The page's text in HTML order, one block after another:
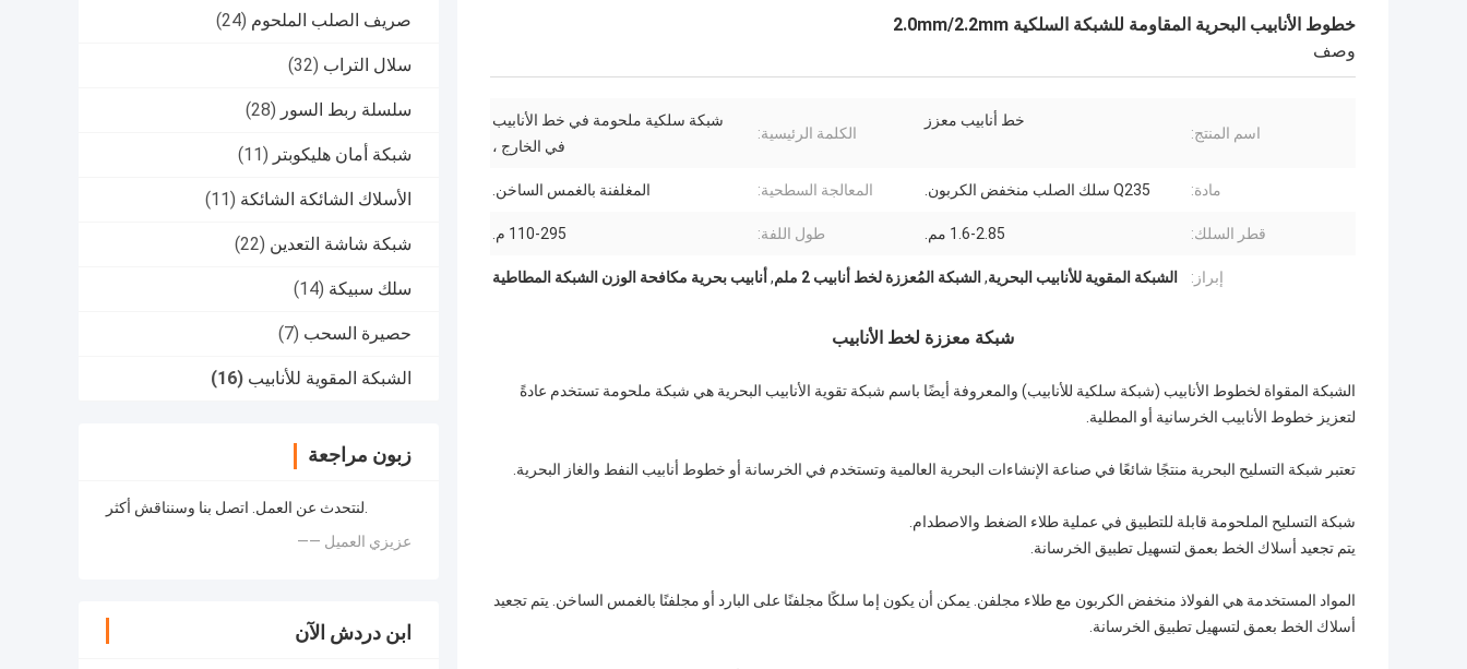
صريف الصلب الملحوم (24)
سلال التراب (32)
سلسلة ربط السور (28)
شبكة أمان هليكوبتر (11)
الأسلاك الشائكة الشائكة (11)
شبكة شاشة التعدين (22)
سلك سبيكة (14)
حصيرة السحب (7)
الشبكة المقوية للأنابيب (16)
زبون مراجعة
لنتحدث عن العمل. اتصل بنا وسنناقش أكثر.
—— عزيزي العميل
ابن دردش الآن
خطوط الأنابيب البحرية المقاومة للشبكة السلكية 2.0mm/2.2mm
وصف
اسم المنتج:
خط أنابيب معزز
الكلمة الرئيسية:
شبكة سلكية ملحومة في خط الأنابيب
في الخارج ،
مادة: Q235 سلك الصلب منخفض الكربون. المعالجة السطحية: المغلفنة بالغمس الساخن.
قطر السلك: 1.6-2.85 مم. طول اللفة: 110-295 م.
إبراز: الشبكة المقوية للأنابيب البحرية, الشبكة المُعززة لخط أنابيب 2 ملم , أنابيب بحرية مكافحة الوزن الشبكة المطاطية
شبكة معززة لخط الأنابيب
الشبكة المقواة لخطوط الأنابيب (شبكة سلكية للأنابيب) والمعروفة أيضًا باسم شبكة تقوية الأنابيب البحرية هي شبكة ملحومة تستخدم عادةً
لتعزيز خطوط الأنابيب الخرسانية أو المطلية.
تعتبر شبكة التسليح البحرية منتجًا شائعًا في صناعة الإنشاءات البحرية العالمية وتستخدم في الخرسانة أو خطوط أنابيب النفط والغاز البحرية.
شبكة التسليح الملحومة قابلة للتطبيق في عملية طلاء الضغط والاصطدام.
يتم تجعيد أسلاك الخط بعمق لتسهيل تطبيق الخرسانة.
المواد المستخدمة هي الفولاذ منخفض الكربون مع طلاء مجلفن. يمكن أن يكون إما سلكًا مجلفنًا على البارد أو مجلفنًا بالغمس الساخن. يتم تجعيد
أسلاك الخط بعمق لتسهيل تطبيق الخرسانة.